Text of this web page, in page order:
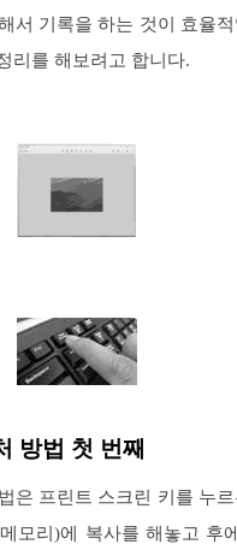
서 기록을 하는 것이 효율
리를 해보려고 합니다.
방법 첫 번째
은 프린트 스크린 키를 누르
모리)에 복사를 해놓고 후